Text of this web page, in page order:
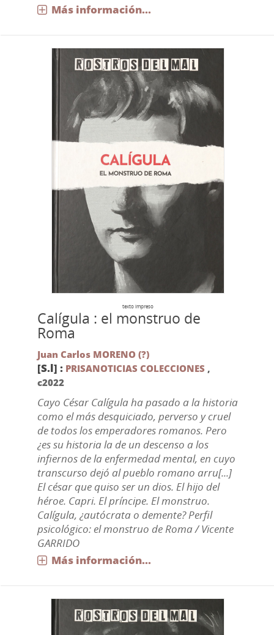
Más información...
texto impreso
Calígula : el monstruo de
Roma
Juan Carlos MORENO (?)
[S.l] : PRISANOTICIAS COLECCIONES ,
c2022
Cayo César Calígula ha pasado a la historia
como el más desquiciado, perverso y cruel
de todos los emperadores romanos. Pero
¿es su historia la de un descenso a los
infiernos de la enfermedad mental, en cuyo
transcurso dejó al pueblo romano arru[...]
El césar que quiso ser un dios. El hijo del
héroe. Capri. El príncipe. El monstruo.
Calígula, ¿autócrata o demente? Perfil
psicológico: el monstruo de Roma / Vicente
GARRIDO
Más información...